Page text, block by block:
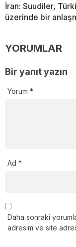
İran: Suudiler,
üzerinde bir
YORUMLAR
Bir yanıt yazın
Yorum *
Ad *
Daha sonraki
adresim ve site